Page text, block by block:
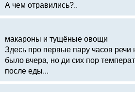
А чем отравились?..
макароны и тущёные овощи
Здесь про первые пару часов речи
было вчера, но ди сих пор
после еды...